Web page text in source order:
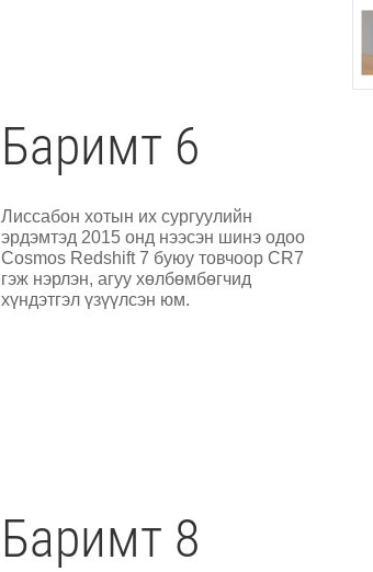
Баримт 6
Лиссабон хотын их сургуулийн
эрдэмтэд 2015 онд нээсэн шинэ одоо
Cosmos Redshift 7 буюу товчоор CR7
гэж нэрлэн, агуу хөлбөмбөгчид
хүндэтгэл үзүүлсэн юм.
Баримт 8